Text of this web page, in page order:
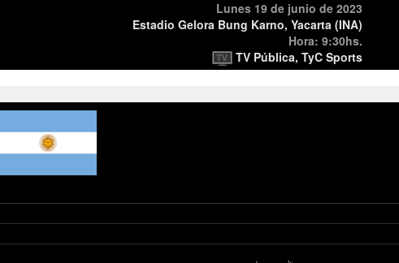
Lunes 19 de junio de 2023
Estadio Gelora Bung Karno, Yacarta (INA)
Hora: 9:30hs.
TV Pública, TyC Sports